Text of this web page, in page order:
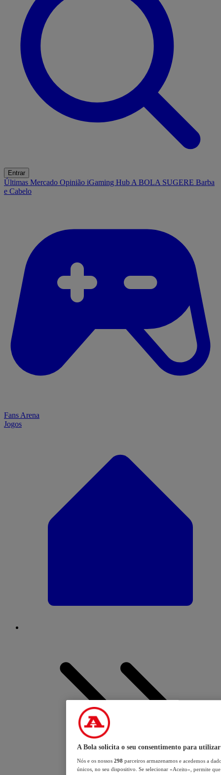
Entrar
Últimas Mercado Opinião iGaming Hub A BOLA SUGERE Barba
e Cabelo
Fans Arena
Jogos
A Bola solicita o seu consentimento para utilizar
Nós e os nossos 298 parceiros armazenamos e acedemos a
únicos, no seu dispositivo. Se selecionar «Aceito», permite